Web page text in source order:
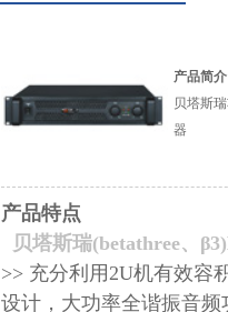
产品简介
贝塔斯
器
产品特点
贝塔斯瑞(betathree、β3)
>> 充分利用2U机有效容
设计，大功率全谐振音